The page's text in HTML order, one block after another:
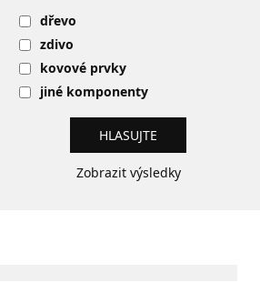
dřevo
zdivo
kovové prvky
jiné komponenty
Zobrazit výsledky